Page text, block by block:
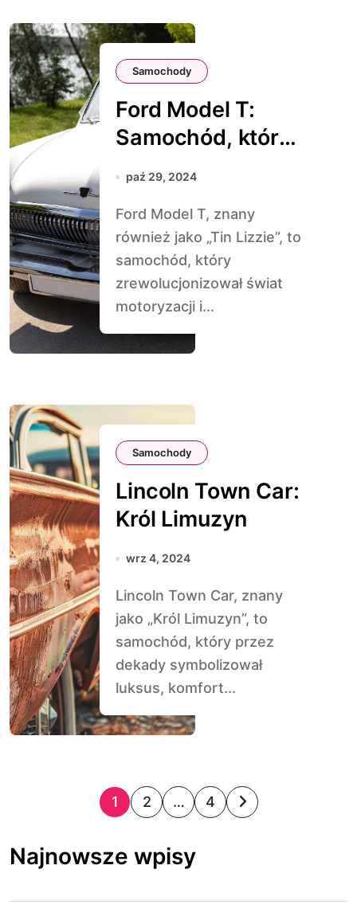
Samochody
Ford Model T:
Samochód, który
Zrewolucjonizowa
paź 29, 2024
Ford Model T, znany
również jako „Tin Lizzie”, to
samochód, który
zrewolucjonizował świat
motoryzacji i...
Samochody
Lincoln Town Car:
Król Limuzyn
wrz 4, 2024
Lincoln Town Car, znany
jako „Król Limuzyn”, to
samochód, który przez
dekady symbolizował
luksus, komfort...
S
r
o
1 2 … 4
Najnowsze wpisy